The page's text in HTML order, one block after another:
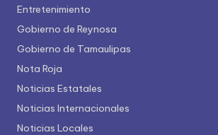
Entretenimiento
Gobierno de Reynosa
Gobierno de Tamaulipas
Nota Roja
Noticias Estatales
Noticias Internacionales
Noticias Locales